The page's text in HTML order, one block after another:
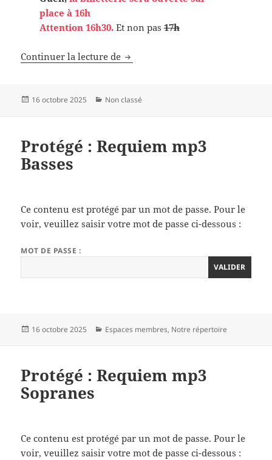
place à 16h
Attention 16h30.Et non pas17h
Continuer la lecture de Réservez vos billets
Publié
16 octobre 2025 Catégories
Non classé
Protégé : Requiem mp3
Basses
Ce contenu est protégé par un mot de passe. Pour le
voir, veuillez saisir votre mot de passe ci-dessous :
MOT DE PASSE :
Publié
16 octobre 2025 Catégories
Espaces membres, Notre répertoire
Protégé : Requiem mp3
Sopranes
Ce contenu est protégé par un mot de passe. Pour le
voir, veuillez saisir votre mot de passe ci-dessous :